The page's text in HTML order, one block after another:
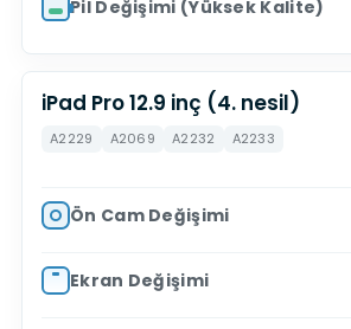
Pil Değişimi (Yüksek Kalite)
iPad Pro 12.9 inç (4. nesil)
A2229 A2069 A2232 A2233
Ön Cam Değişimi
Ekran Değişimi